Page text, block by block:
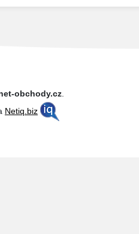
obchody.cz.
Netiq.biz